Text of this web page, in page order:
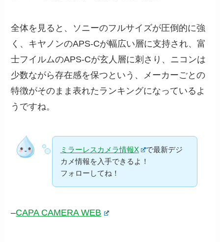
全体を見ると、ソニーのフルサイズが圧倒的に強
く、キヤノンのAPS-Cが幅広い層に支持され、富
士フイルムのAPS-Cが玄人層に刺さり、ニコンは
少数ながら存在感を保つという、メーカーごとの
特徴がそのまま表れたランキングになっているよ
うですね。
ミラーレスカメラ情報X
で最新デジ
カメ情報を入手できるよ！
フォローしてね！
–CAPA CAMERA WEB